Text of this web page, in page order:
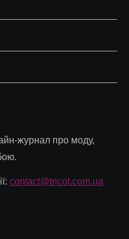
журнал про моду,
contact@tricot.com.ua